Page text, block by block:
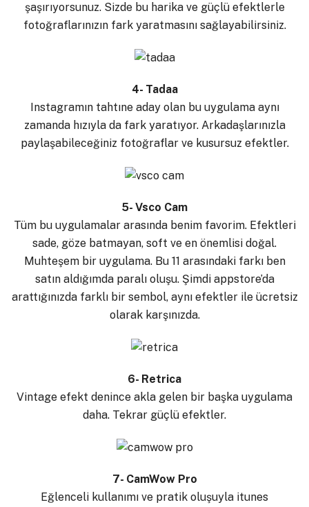
şaşırıyorsunuz. Sizde bu harika ve güçlü efektlerle
fotoğraflarınızın fark yaratmasını sağlayabilirsiniz.
4- Tadaa
Instagramın tahtıne aday olan bu uygulama aynı
zamanda hızıyla da fark yaratıyor. Arkadaşlarınızla
paylaşabileceğiniz fotoğraflar ve kusursuz efektler.
5- Vsco Cam
Tüm bu uygulamalar arasında benim favorim. Efektleri
sade, göze batmayan, soft ve en önemlisi doğal.
Muhteşem bir uygulama. Bu 11 arasındaki farkı ben
satın aldığımda paralı oluşu. Şimdi appstore’da
arattığınızda farklı bir sembol, aynı efektler ile ücretsiz
olarak karşınızda.
6- Retrica
Vintage efekt denince akla gelen bir başka uygulama
daha. Tekrar güçlü efektler.
7- CamWow Pro
Eğlenceli kullanımı ve pratik oluşuyla itunes